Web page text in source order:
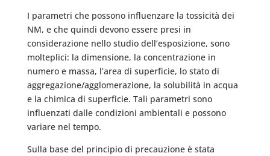
I parametri che possono influenzare la tossicità dei
NM, e che quindi devono essere presi in
considerazione nello studio dell’esposizione, sono
molteplici: la dimensione, la concentrazione in
numero e massa, l’area di superficie, lo stato di
aggregazione/agglomerazione, la solubilità in acqua
e la chimica di superficie. Tali parametri sono
influenzati dalle condizioni ambientali e possono
variare nel tempo.
Sulla base del principio di precauzione è stata